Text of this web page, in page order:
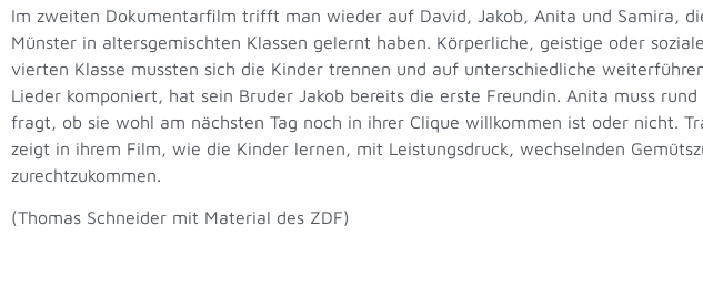
Im zweiten Dokumentarfilm trifft man wieder auf David, Jakob, Anita und Samira,
Münster in altersgemischten Klassen gelernt haben. Körperliche, geistige oder
vierten Klasse mussten sich die Kinder trennen und auf unterschiedliche
Lieder komponiert, hat sein Bruder Jakob bereits die erste Freundin. Anita muss
fragt, ob sie wohl am nächsten Tag noch in ihrer Clique willkommen ist oder nicht.
zeigt in ihrem Film, wie die Kinder lernen, mit Leistungsdruck, wechselnden
zurechtzukommen.
(Thomas Schneider mit Material des ZDF)